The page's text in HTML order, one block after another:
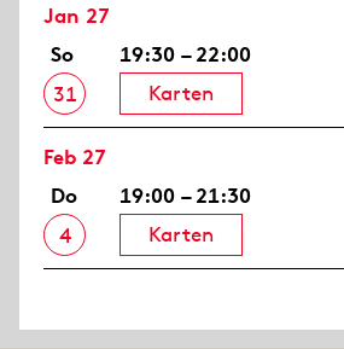
Jan 27
So
31
19:30 – 22:00
Karten
Feb 27
Do
4
19:00 – 21:30
Karten